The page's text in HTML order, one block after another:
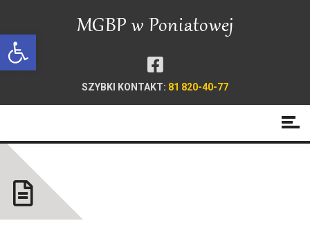
Open toolbar
SZYBKI KONTAKT: 81 820-40-77
Oddział dla dorosłych